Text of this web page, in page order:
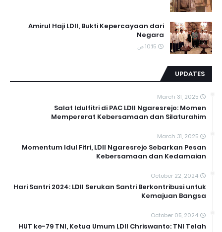
Amirul Haji LDII, Bukti Kepercayaan dari
Negara
10:15 ص
UPDATES
March 31, 2025
Salat Idulfitri di PAC LDII Ngaresrejo: Momen
Mempererat Kebersamaan dan Silaturahim
March 31, 2025
Momentum Idul Fitri, LDII Ngaresrejo Sebarkan Pesan
Kebersamaan dan Kedamaian
October 22, 2024
Hari Santri 2024: LDII Serukan Santri Berkontribusi untuk
Kemajuan Bangsa
October 05, 2024
HUT ke-79 TNI, Ketua Umum LDII Chriswanto: TNI Telah